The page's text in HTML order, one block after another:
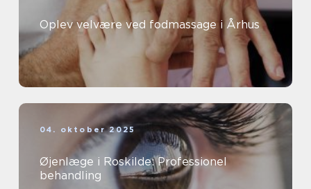
Oplev velvære ved fodmassage i Århus
04. oktober 2025
Øjenlæge i Roskilde: Professionel
behandling